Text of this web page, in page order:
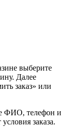
выберите
Далее
заказ» или
ФИО, телефон и
заказа.